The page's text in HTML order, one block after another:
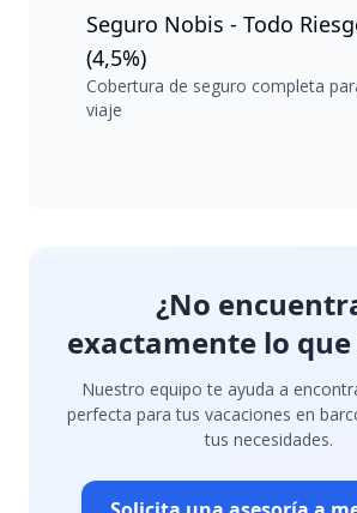
Seguro Nobis - Todo
(4,5%)
Cobertura de seguro completa
viaje
¿No
exactamente lo que
Nuestro equipo te ayuda a
perfecta para tus vacaciones en
tus necesidades.